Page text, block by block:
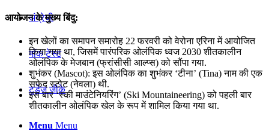
अंग्रेजी
मॉक टेस्ट
टुडेज जीके
Menu Menu
आयोजन के मुख्य बिंदु:
इन खेलों का समापन समारोह 22 फरवरी को वेरोना एरिना में आयोजित
किया गया था, जिसमें पारंपरिक ओलंपिक ध्वज 2030 शीतकालीन
ओलंपिक के मेजबान (फ्रांसीसी आल्प्स) को सौंपा गया.
शुभंकर (Mascot): इस ओलंपिक का शुभंकर ‘टीना’ (Tina) नाम की एक
सफेद स्टोट (नेवला) थी.
इस बार ‘स्की माउंटेनियरिंग’ (Ski Mountaineering) को पहली बार
शीतकालीन ओलंपिक खेल के रूप में शामिल किया गया था.